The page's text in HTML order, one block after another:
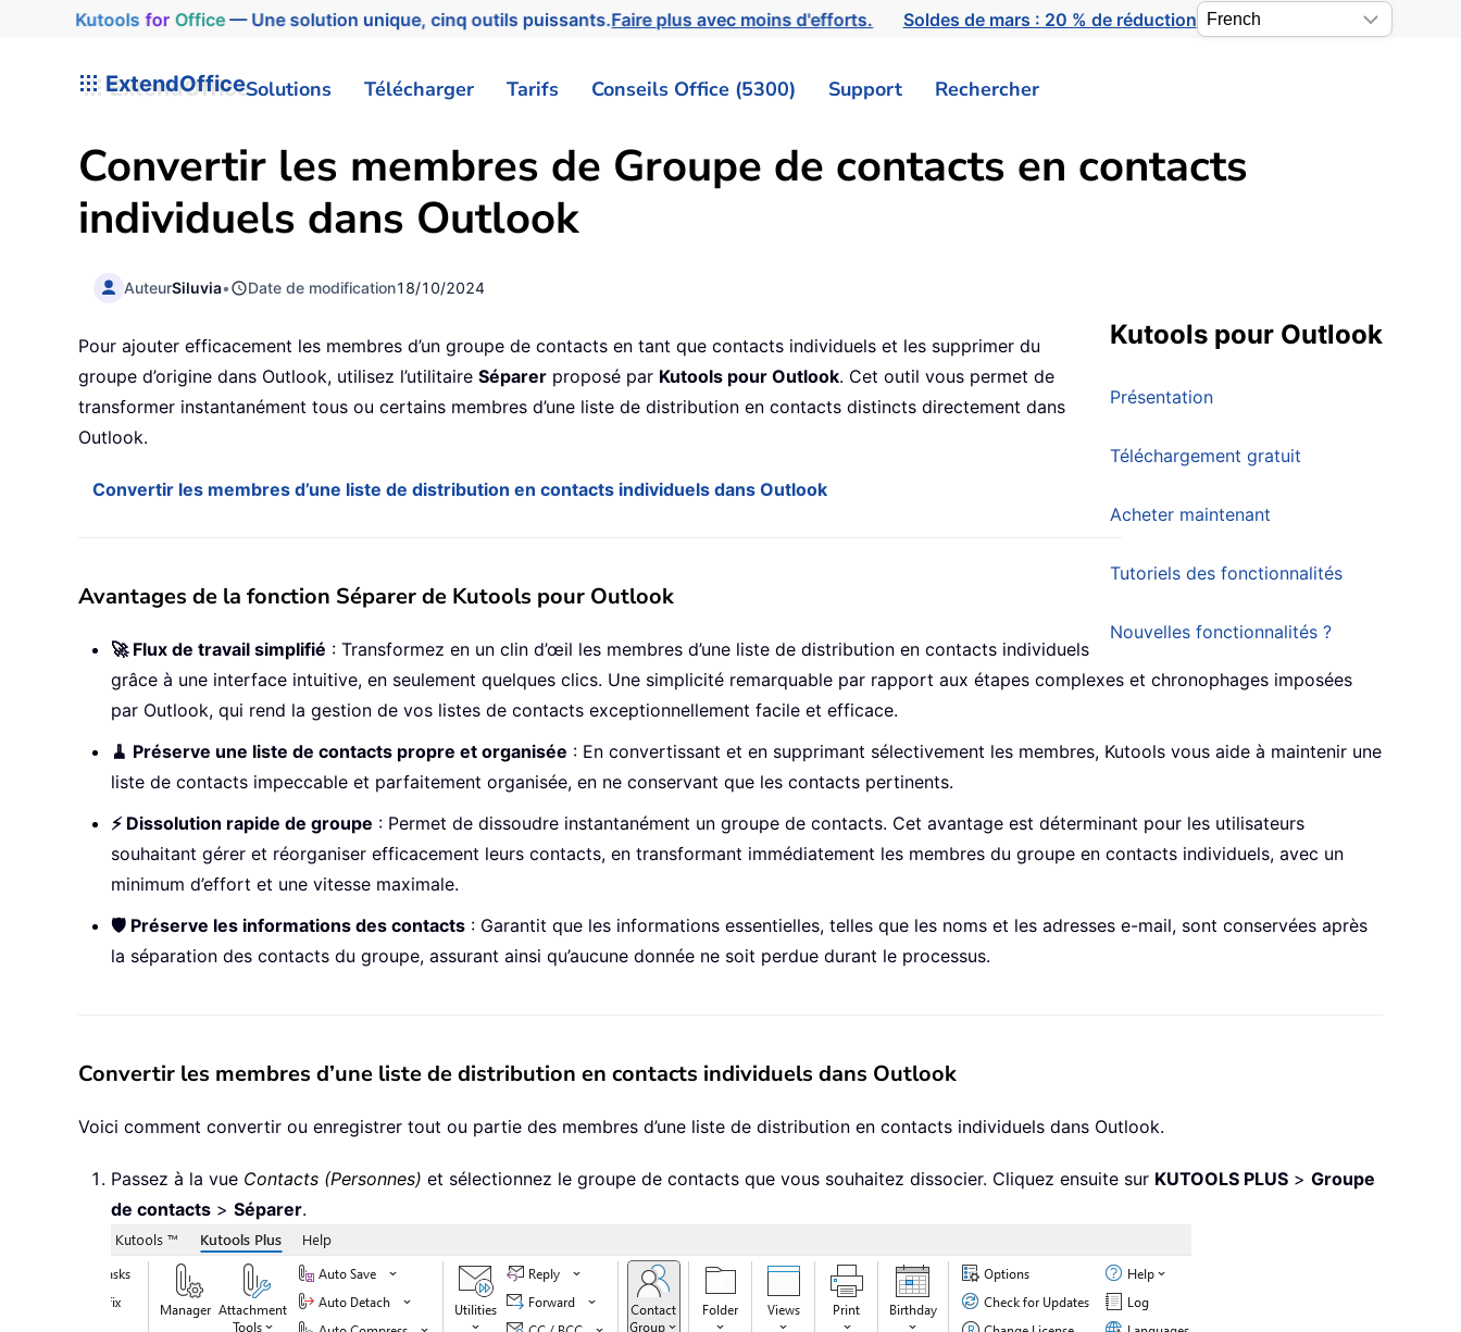
Kutools for Office— Une solution unique, cinq outils puissants.Faire plus avec moins d'efforts. Soldes de mars : 20 % de réduction
ExtendOfficeSolutions Télécharger Tarifs Conseils Office (5300) Support Rechercher
Convertir les membres de Groupe de contacts en contacts
individuels dans Outlook
AuteurSiluvia• Date de modification18/10/2024
Kutools pour Outlook
Présentation
Téléchargement gratuit
Acheter maintenant
Tutoriels des fonctionnalités
Nouvelles fonctionnalités ?
Pour ajouter efficacement les membres d’un groupe de contacts en tant que contacts individuels et les supprimer du
groupe d’origine dans Outlook, utilisez l’utilitaire Séparer proposé par Kutools pour Outlook. Cet outil vous permet de
transformer instantanément tous ou certains membres d’une liste de distribution en contacts distincts directement dans
Outlook.
Convertir les membres d’une liste de distribution en contacts individuels dans Outlook
Avantages de la fonction Séparer de Kutools pour Outlook
🚀 Flux de travail simplifié : Transformez en un clin d’œil les membres d’une liste de distribution en contacts individuels
grâce à une interface intuitive, en seulement quelques clics. Une simplicité remarquable par rapport aux étapes complexes et chronophages imposées
par Outlook, qui rend la gestion de vos listes de contacts exceptionnellement facile et efficace.
🧹 Préserve une liste de contacts propre et organisée : En convertissant et en supprimant sélectivement les membres, Kutools vous aide à maintenir une
liste de contacts impeccable et parfaitement organisée, en ne conservant que les contacts pertinents.
⚡ Dissolution rapide de groupe : Permet de dissoudre instantanément un groupe de contacts. Cet avantage est déterminant pour les utilisateurs
souhaitant gérer et réorganiser efficacement leurs contacts, en transformant immédiatement les membres du groupe en contacts individuels, avec un
minimum d’effort et une vitesse maximale.
🛡️ Préserve les informations des contacts : Garantit que les informations essentielles, telles que les noms et les adresses e-mail, sont conservées après
la séparation des contacts du groupe, assurant ainsi qu’aucune donnée ne soit perdue durant le processus.
Convertir les membres d’une liste de distribution en contacts individuels dans Outlook
Voici comment convertir ou enregistrer tout ou partie des membres d’une liste de distribution en contacts individuels dans Outlook.
Passez à la vue Contacts (Personnes) et sélectionnez le groupe de contacts que vous souhaitez dissocier. Cliquez ensuite sur KUTOOLS PLUS > Groupe
de contacts > Séparer.